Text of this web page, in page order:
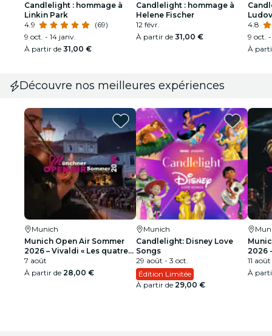
Candlelight : hommage à
Linkin Park
4.9
(69)
9 oct. - 14 janv.
À partir de 31,00 €
Candlelight : hommage à
Helene Fischer
12 févr.
À partir de 31,00 €
4.8
9 oct.
À
Découvre nos meilleures expériences
Munich
Munich Open Air Sommer
2026 – Vivaldi « Les quatre
saisons » – Nymphenburg,
solistes instrumentaux
7 août
À partir de 28,00 €
Munich
Candlelight: Disney Love
Songs
29 août - 3 oct.
Édition Limitée
À partir de 29,00 €
2026
Live
11 août
À